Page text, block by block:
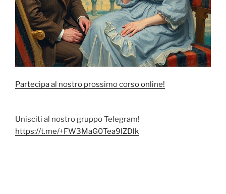
Partecipa al nostro prossimo corso online!
Unisciti al nostro gruppo Telegram!
https://t.me/+FW3MaG0Tea9lZDlk